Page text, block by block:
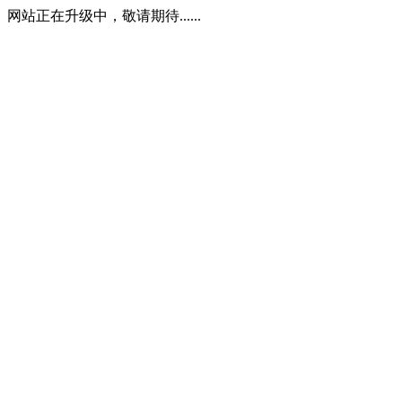
网站正在升级中，敬请期待......